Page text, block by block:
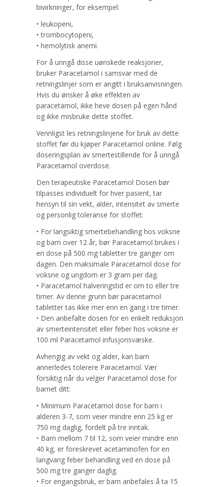
bivirkninger, for eksempel:
• leukopeni,
• trombocytopeni,
• hemolytisk anemi.
For å unngå disse uønskede reaksjoner,
bruker Paracetamol i samsvar med de
retningslinjer som er angitt i bruksanvisningen.
Hvis du ønsker å øke effekten av
paracetamol, ikke heve dosen på egen hånd
og ikke misbruke dette stoffet.
Vennligst les retningslinjene for bruk av dette
stoffet før du kjøper Paracetamol online. Følg
doseringsplan av smertestillende for å unngå
Paracetamol overdose.
Den terapeutiske Paracetamol Dosen bør
tilpasses individuelt for hver pasient, tar
hensyn til sin vekt, alder, intensitet av smerte
og personlig toleranse for stoffet:
• For langsiktig smertebehandling hos voksne
og barn over 12 år, bør Paracetamol brukes i
en dose på 500 mg tabletter tre ganger om
dagen. Den maksimale Paracetamol dose for
voksne og ungdom er 3 gram per dag.
• Paracetamol halveringstid er om to eller tre
timer. Av denne grunn bør paracetamol
tabletter tas ikke mer enn en gang i tre timer.
• Den anbefalte dosen for en enkelt reduksjon
av smerteintensitet eller feber hos voksne er
100 ml Paracetamol infusjonsvæske.
Avhengig av vekt og alder, kan barn
annerledes tolerere Paracetamol. Vær
forsiktig når du velger Paracetamol dose for
barnet ditt:
• Minimum Paracetamol dose for barn i
alderen 3-7, som veier mindre enn 25 kg er
750 mg daglig, fordelt på tre inntak.
• Barn mellom 7 til 12, som veier mindre enn
40 kg, er foreskrevet acetaminofen for en
langvarig feber behandling ved en dose på
500 mg tre ganger daglig.
• For engangsbruk, er barn anbefales å ta 15